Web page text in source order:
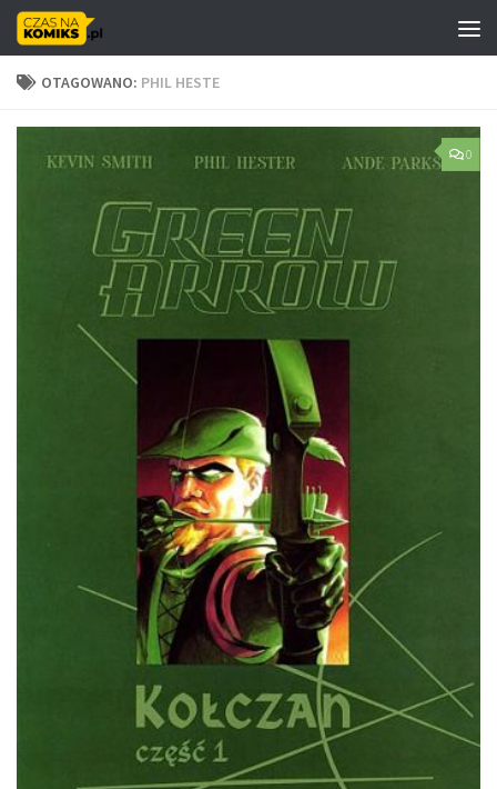
Skip to content
OTAGOWANO: PHIL HESTE
0